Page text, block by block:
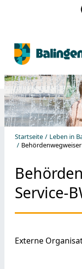
Startseite Leben in
Behördenwegweiser
Service-
Externe